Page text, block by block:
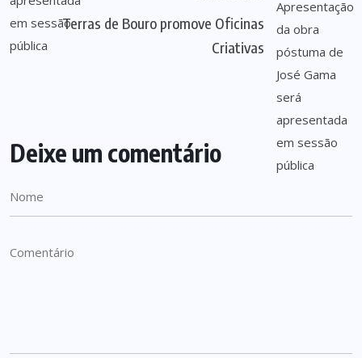
Terras de Bouro promove Oficinas
Criativas
Deixe um comentário